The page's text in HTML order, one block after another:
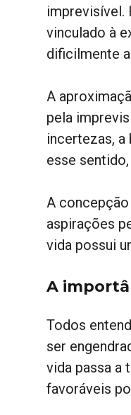
imprevisível.
vinculado à
dificilmente
A
pela
incertezas, a
esse
A
aspirações
vida possui
A
Todos
ser
vida passa a
favoráveis